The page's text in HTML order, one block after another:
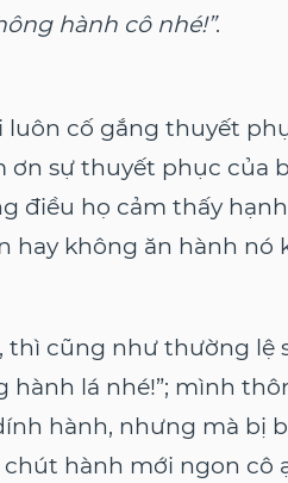
hành cô nhé!”.
luôn cố gắng thuyết
ơn sự thuyết phục của
điều họ cảm thấy
hay không ăn hành nó
cũng như thường lệ
hành lá nhé!”; mình
hành, nhưng mà bị
hành mới ngon cô